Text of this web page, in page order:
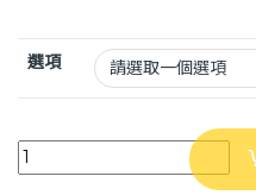
選項
弘采 3012 尼龍移位支撐帶